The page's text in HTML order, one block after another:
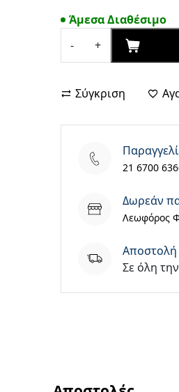
Άμεσα Διαθέσιμο
-
HP
Inkjet
No.650
(HPCZ102AE)
ποσότητα
+
Σύγκριση
21 6700
Δωρεάν
Λεωφόρος
Aποστολή
Σε όλη